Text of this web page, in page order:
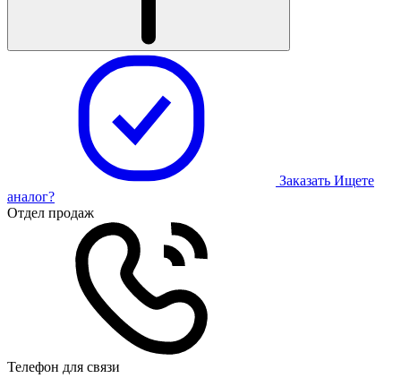
Заказать Ищете
аналог?
Отдел продаж
Телефон для связи